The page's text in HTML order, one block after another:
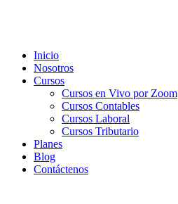
Inicio
Nosotros
Cursos
Cursos en Vivo por Zoom
Cursos Contables
Cursos Laboral
Cursos Tributario
Planes
Blog
Contáctenos